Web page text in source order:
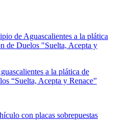
a la plática de
“Suelta, Acepta y Renace”